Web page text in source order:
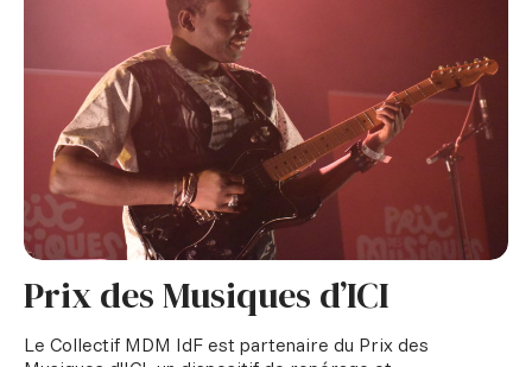
Prix des Musiques d’ICI
Le Collectif MDM IdF est partenaire du Prix des